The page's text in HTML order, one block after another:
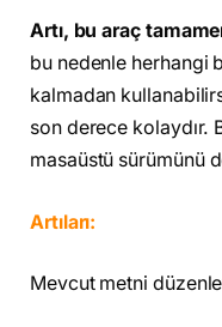
Artı, bu araç
bu nedenle herhangi
kalmadan
son derece kolaydır.
masaüstü sürümünü
Artıları:
Mevcut metni